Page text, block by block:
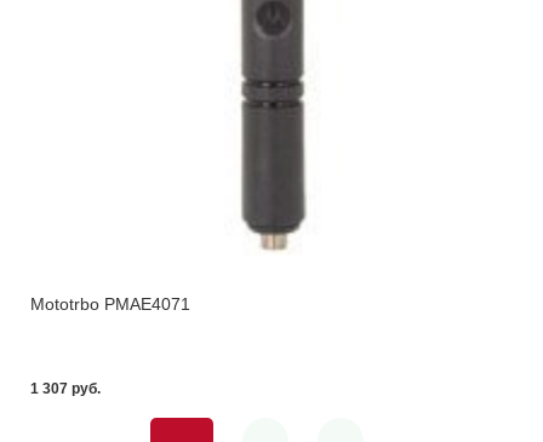
Mototrbo PMAE4071
1 307 pуб.